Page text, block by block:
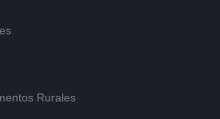
Rurales